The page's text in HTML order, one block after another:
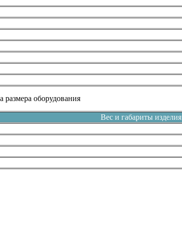
оборудования
Вес и габариты изделия